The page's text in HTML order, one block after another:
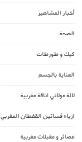
أخبار المشاهير
الصحة
كيك و طورطات
العناية بالجسم
لالة مولاتي اناقة مغربية
ازياء فساتين القفطان المغربي
عصائر و مقبلات مغربية